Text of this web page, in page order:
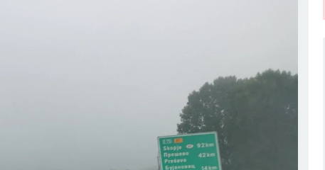
BLIZANCI